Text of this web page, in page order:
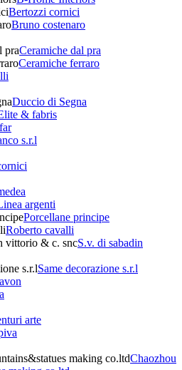
Bertozzi cornici
Bruno costenaro
Ceramiche dal pra
Ceramiche ferraro
Duccio di Segna
& fabris
s.r.l
argenti
Porcellane principe
Roberto cavalli
S.v. di sabadin
Same decorazione s.r.l
arte
Chaozhou